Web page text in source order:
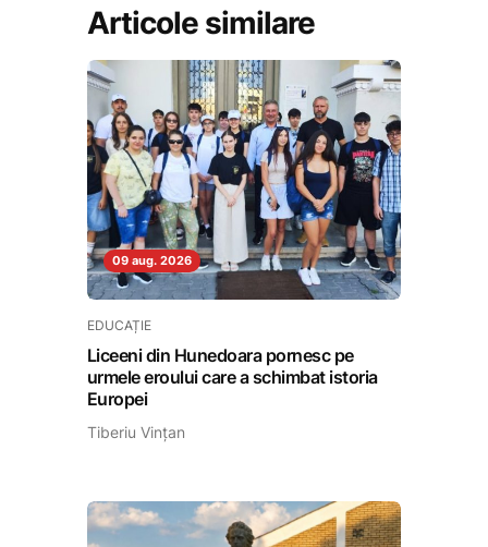
Articole similare
09 aug. 2026
EDUCAȚIE
Liceeni din Hunedoara pornesc pe
urmele eroului care a schimbat istoria
Europei
Tiberiu Vințan